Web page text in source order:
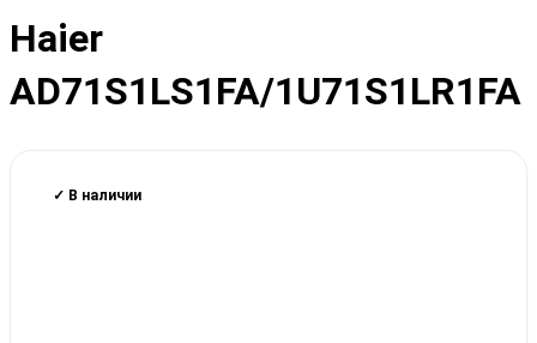
Haier
AD71S1LS1FA/1U71S1LR1FA
✓ В наличии